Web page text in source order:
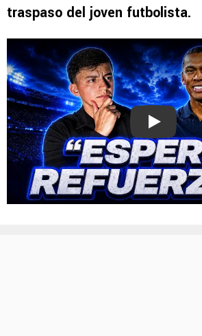
traspaso del joven futbolista.
Play